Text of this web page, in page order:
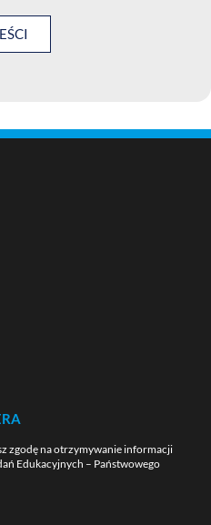
zgodę na otrzymywanie informacji
Edukacyjnych – Państwowego